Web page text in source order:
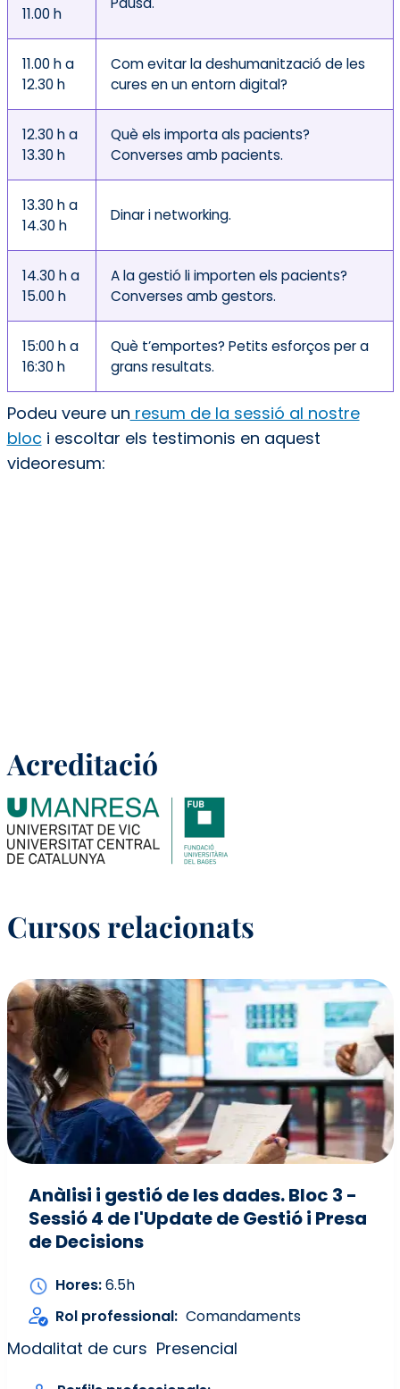
11.00 h
11.00 h a
12.30 h
Com evitar la deshumanització de les
cures en un entorn digital?
12.30 h a
13.30 h
Què els importa als pacients?
Converses amb pacients.
13.30 h a
14.30 h
Dinar i networking.
14.30 h a
15.00 h
A la gestió li importen els pacients?
Converses amb gestors.
15:00 h a
16:30 h
Què t’emportes? Petits esforços per a
grans resultats.
Podeu veure un resum de la sessió al nostre
bloc i escoltar els testimonis en aquest
videoresum:
Acreditació
Cursos relacionats
Anàlisi i gestió de les dades. Bloc 3 -
Sessió 4 de l'Update de Gestió i Presa
de Decisions
Hores 6.5h
Rol professional Comandaments
Modalitat de curs Presencial